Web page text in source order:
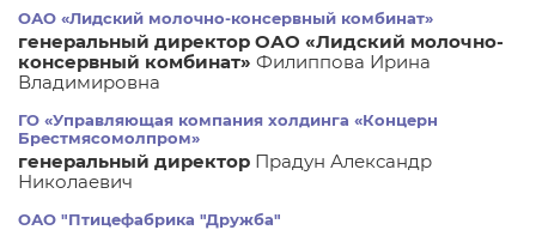
ОАО «Лидский молочно-консервный комбинат»
генеральный директор ОАО «Лидский молочно-
консервный комбинат» Филиппова Ирина
Владимировна
ГО «Управляющая компания холдинга «Концерн
Брестмясомолпром»
генеральный директор Прадун Александр
Николаевич
ОАО "Птицефабрика "Дружба"